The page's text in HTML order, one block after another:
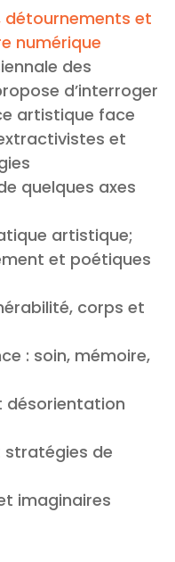
détournements et
numérique
des
d’interroger
artistique face
et
quelques axes
artistique;
et poétiques
corps et
: soin, mémoire,
désorientation
stratégies de
imaginaires